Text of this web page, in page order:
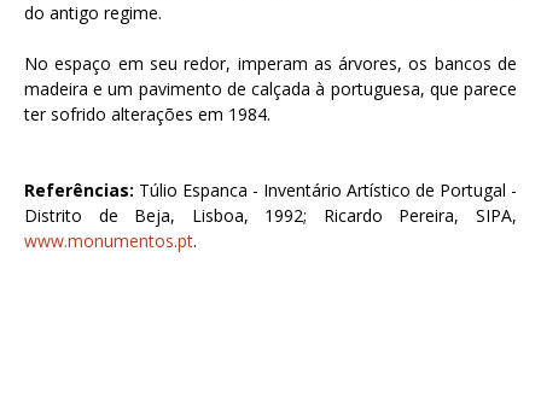
do antigo regime.
No espaço em seu redor, imperam as árvores, os bancos de
madeira e um pavimento de calçada à portuguesa, que parece
ter sofrido alterações em 1984.
Referências: Túlio Espanca - Inventário Artístico de Portugal -
Distrito de Beja, Lisboa, 1992; Ricardo Pereira, SIPA,
www.monumentos.pt.